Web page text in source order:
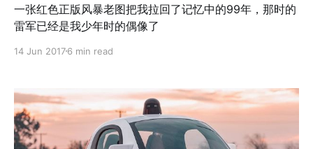
一张红色正版风暴老图把我拉回了记忆中的99年，那时的
雷军已经是我少年时的偶像了
14 Jun 20176 min read